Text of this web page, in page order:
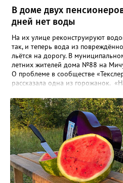
В доме двух
дней нет воды
На их улице реконструируют
так, и теперь вода из
льётся на дорогу. В
летних жителей дома №88 на
О проблеме в сообществе
рассказала одна из горожанок.
гл.инженера Шепелева А.Н. из
МУП ЗГО "Златоустовское
никакие работы по
проводиться не будут. Вот уже
воды!», - пишет возмущённая
пунктуация авторские). Под
пользователя под ником Olga
сейчас МУП «Водоснабжение»
посёлке и работать приходится в